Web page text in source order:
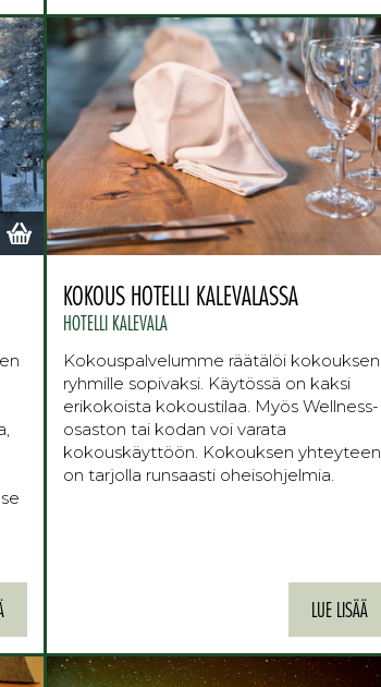
KOKOUS HOTELLI KALEVALASSA
HOTELLI KALEVALA
Kokouspalvelumme räätälöi kokouksen
ryhmille sopivaksi. Käytössä on kaksi
erikokoista kokoustilaa. Myös Wellness-
osaston tai kodan voi varata
kokouskäyttöön. Kokouksen yhteyteen
on tarjolla runsaasti oheisohjelmia.
LUE LISÄÄ